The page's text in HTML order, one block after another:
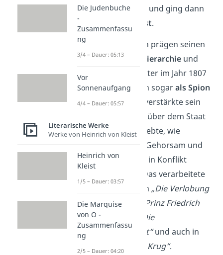
drei Semestern ab und ging dann
in den
Staatsdienst.
Diese Erfahrungen prägen seinen
Blick aufPflicht Hierarchie und
Recht
. Dass er später im Jahr 1807
von den Franzosen sogarals Spion
verhaftetwurde, verstärkte sein
gegenüber dem Staat
noch weiter. Er erlebte, wie
gesellschaftlicher Gehorsam und
persönliche Moral in Konflikt
geraten können. Das verarbeitete
Kleist besonders in„Die Verlobung
in St. Domingo“, „Prinz Friedrich
von Homburg“, „Die
Hermannsschlacht“und auch in
„Der zerbrochene Krug“.
Die Judenbuche
-
Zusammenfassu
ng
3/4 – Dauer: 05:13
Vor
Sonnenaufgang
4/4 – Dauer: 05:57
Literarische Werke
Werke von Heinrich von Kleist
Heinrich von
Kleist
1/5 – Dauer: 03:57
Die Marquise
von O -
Zusammenfassu
ng
2/5 – Dauer: 04:20